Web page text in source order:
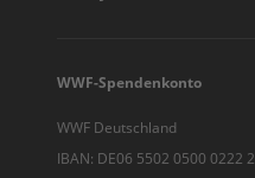
verbessern und
unsere
Aktionen zu
WWF-Spendenkonto
WWF Deutschland
IBAN: DE06 5502 0500 0222